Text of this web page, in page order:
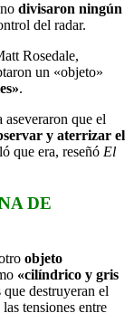
divisaron ningún
del radar.
Rosedale,
un «objeto»
.
que el
y aterrizar el
que era, reseñó El
DE
objeto
«cilíndrico y gris
destruyeran el
tensiones entre